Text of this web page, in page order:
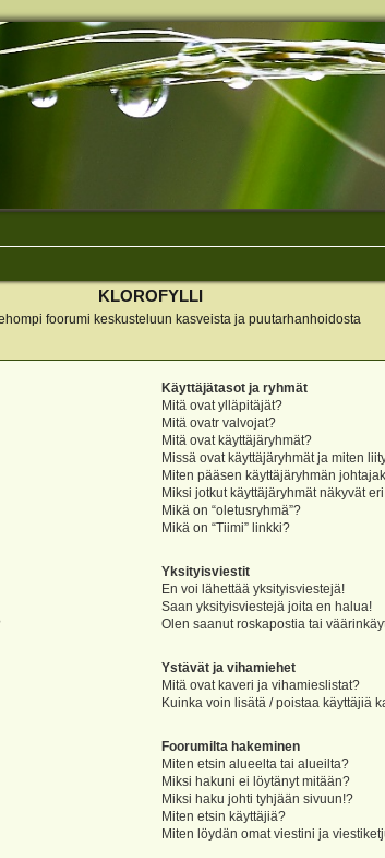
KLOROFYLLI
foorumi keskusteluun kasveista ja puutarhanhoidosta
Käyttäjätasot ja ryhmät
Mitä ovat ylläpitäjät?
Mitä ovatr valvojat?
Mitä ovat käyttäjäryhmät?
Missä ovat käyttäjäryhmät ja miten
Miten pääsen käyttäjäryhmän
Miksi jotkut käyttäjäryhmät näkyvät
Mikä on “oletusryhmä”?
Mikä on “Tiimi” linkki?
Yksityisviestit
En voi lähettää yksityisviestejä!
Saan yksityisviestejä joita en halua!
Olen saanut roskapostia tai
Ystävät ja vihamiehet
Mitä ovat kaveri ja vihamieslistat?
Kuinka voin lisätä / poistaa käyttäjiä
Foorumilta hakeminen
Miten etsin alueelta tai alueilta?
Miksi hakuni ei löytänyt mitään?
Miksi haku johti tyhjään sivuun!?
Miten etsin käyttäjiä?
Miten löydän omat viestini ja